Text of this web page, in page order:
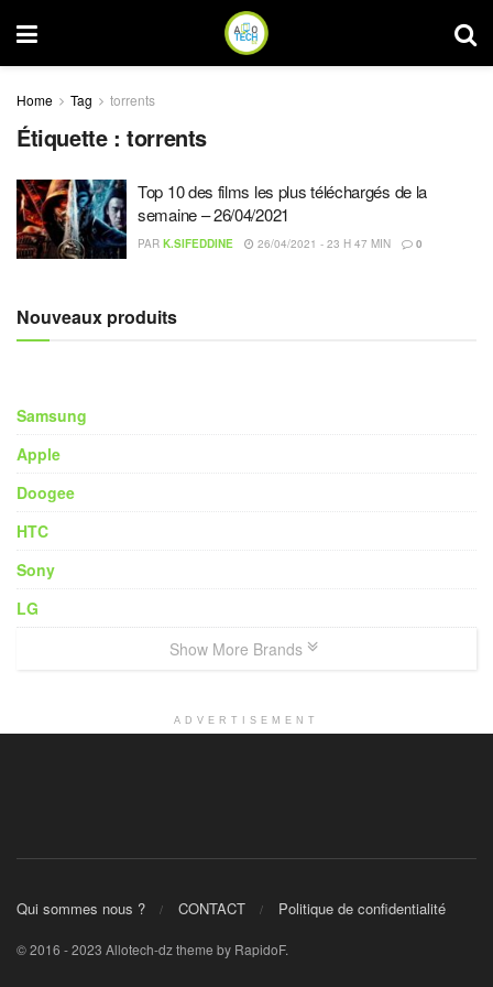
Home Tag torrents
Étiquette :torrents
Top 10 des films les plus téléchargés de la
semaine – 26/04/2021
PAR K.SIFEDDINE 26/04/2021 - 23 H 47 MIN 0
Nouveaux produits
Samsung
Apple
Doogee
HTC
Sony
LG
Show More Brands
ADVERTISEMENT
Qui sommes nous ? CONTACT Politique de confidentialité
© 2016 - 2023 Allotech-dz theme by RapidoF.